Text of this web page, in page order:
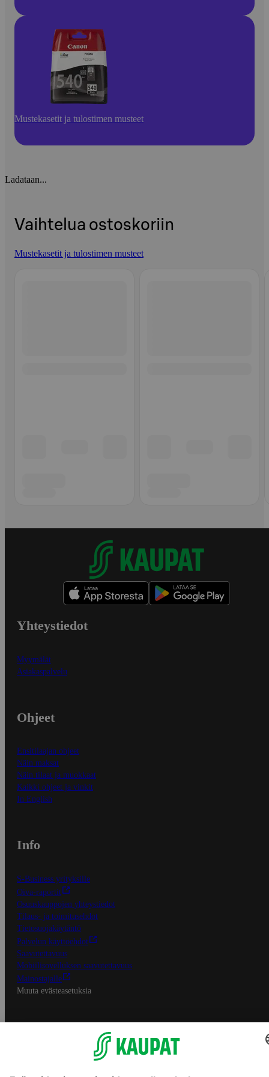
Mustekasetit ja tulostimen musteet
Ladataan...
Vaihtelua ostoskoriin
Mustekasetit ja tulostimen musteet
Yhteystiedot
Myymälät
Asiakaspalvelu
Ohjeet
Ensitilaajan ohjeet
Näin maksat
Näin tilaat ja muokkaat
Kaikki ohjeet ja vinkit
In English
Info
S-Business yrityksille
Oiva-raportit
Osuuskauppojen yhteystiedot
Tilaus- ja toimitusehdot
Tietosuojakäytäntö
Palvelun käyttöehdot
Saavutettavuus
Mobiilisovelluksen saavutettavuus
Mainostajalle
Muuta evästeasetuksia
S-ryhmän palvelut